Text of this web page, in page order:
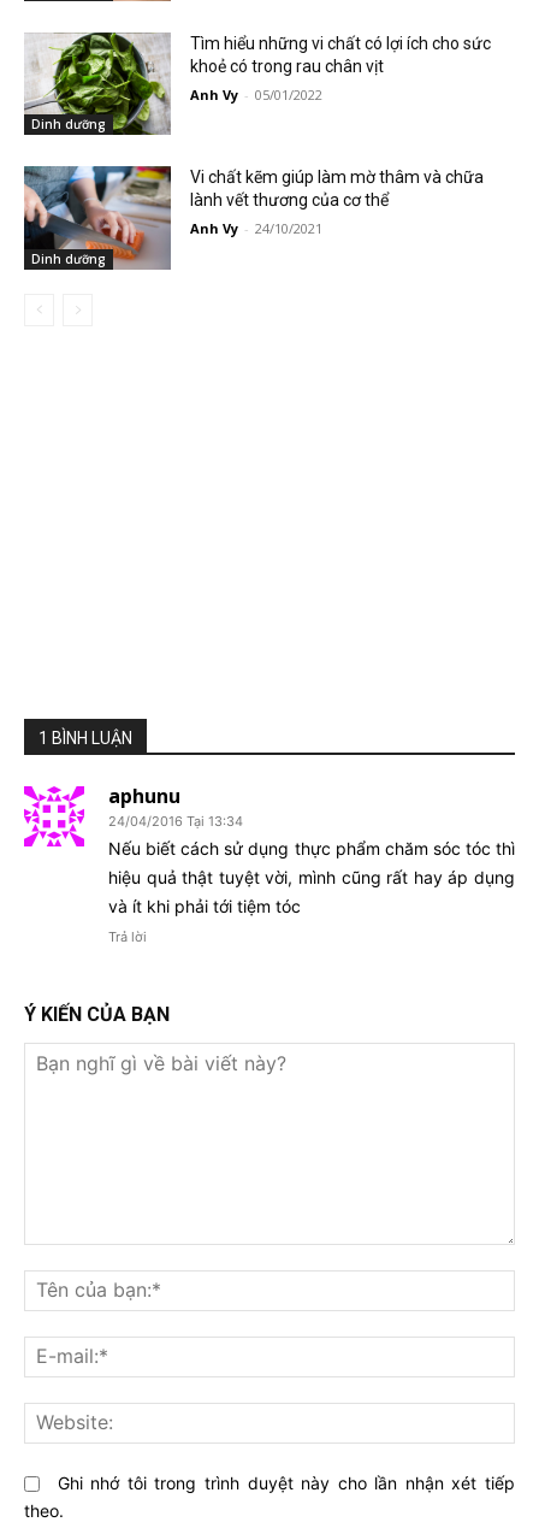
Dinh dưỡng
Tìm hiểu những vi chất có lợi ích cho sức
khoẻ có trong rau chân vịt
Anh Vy - 05/01/2022
Dinh dưỡng
Vi chất kẽm giúp làm mờ thâm và chữa
lành vết thương của cơ thể
Anh Vy - 24/10/2021
1 BÌNH LUẬN
aphunu
24/04/2016 Tại 13:34
Nếu biết cách sử dụng thực phẩm chăm sóc tóc thì
hiệu quả thật tuyệt vời, mình cũng rất hay áp dụng
và ít khi phải tới tiệm tóc
Trả lời
Ý KIẾN CỦA BẠN
nghĩ
gì
về
bài
viết
này?
Ghi nhớ tôi trong trình duyệt này cho lần nhận xét tiếp
theo.